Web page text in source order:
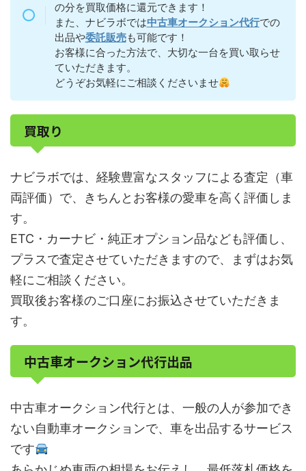
の分を買取価格に還元できます！
また、ナビラボでは中古車オークション代行での
出品や委託販売も可能です！
お客様に合った方法で、大切な一台を買い取らせ
ていただきます。
どうぞお気軽にご相談くださいませ
買取り
ナビラボでは、経験豊富なスタッフによる査定（車
両評価）で、きちんとお客様の愛車を高く評価しま
す。
ETC・カーナビ・純正オプション品なども評価し、
プラスで査定させていただきますので、まずはお気
軽にご相談ください。
買取後お客様のご口座にお振込させていただきま
す。
中古車オークション代行出品
中古車オークション代行とは、一般の人が参加でき
ない自動車オークションで、車を出品するサービス
です